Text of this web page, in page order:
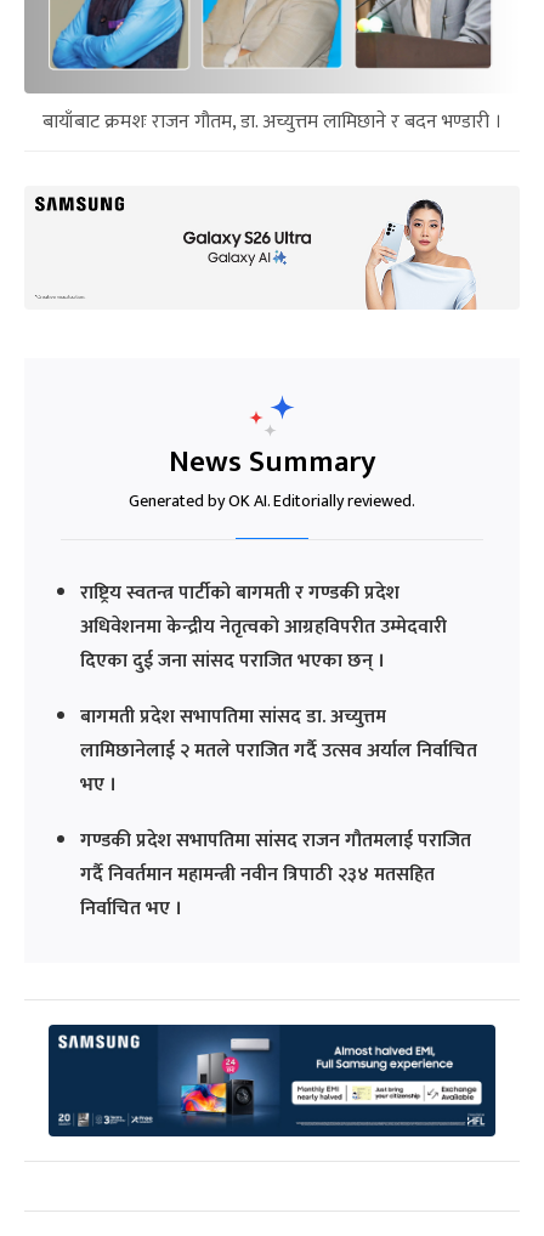
बायाँबाट क्रमशः राजन गौतम, डा. अच्युत्तम लामिछाने र बदन भण्डारी ।
News Summary
Generated by OK AI. Editorially reviewed.
राष्ट्रिय स्वतन्त्र पार्टीको बागमती र गण्डकी प्रदेश
अधिवेशनमा केन्द्रीय नेतृत्वको आग्रहविपरीत उम्मेदवारी
दिएका दुई जना सांसद पराजित भएका छन् ।
बागमती प्रदेश सभापतिमा सांसद डा. अच्युत्तम
लामिछानेलाई २ मतले पराजित गर्दै उत्सव अर्याल निर्वाचित
भए ।
गण्डकी प्रदेश सभापतिमा सांसद राजन गौतमलाई पराजित
गर्दै निवर्तमान महामन्त्री नवीन त्रिपाठी २३४ मतसहित
निर्वाचित भए ।